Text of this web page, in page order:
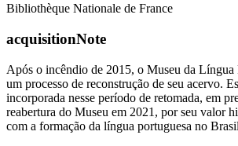
Bibliothèque Nationale de France
acquisitionNote
Após o incêndio de 2015, o Museu da Língua
um processo de reconstrução de seu acervo.
incorporada nesse período de retomada, em
reabertura do Museu em 2021, por seu valor
com a formação da língua portuguesa no